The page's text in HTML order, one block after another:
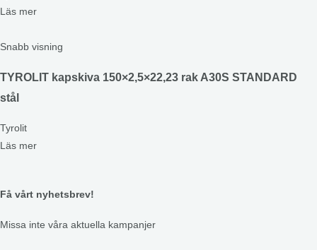
Läs mer
Snabb visning
TYROLIT kapskiva 150×2,5×22,23 rak A30S STANDARD
stål
Tyrolit
Läs mer
Få vårt nyhetsbrev!
Missa inte våra aktuella kampanjer